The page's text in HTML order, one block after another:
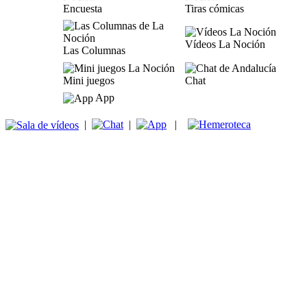
Encuesta Tiras cómicas
Las Columnas
Vídeos La Noción
Mini juegos
Chat
App
| | |